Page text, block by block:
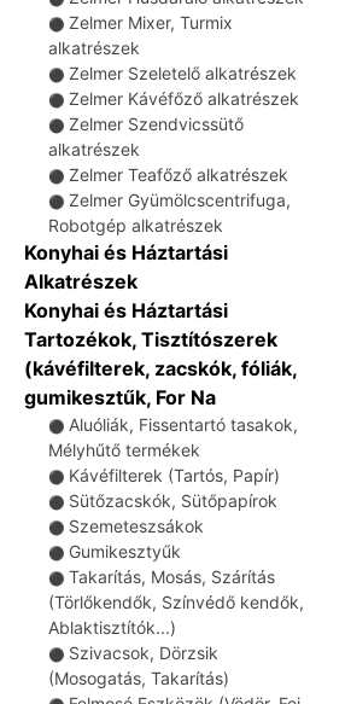
⚫ Zelmer Mixer, Turmix
alkatrészek
⚫ Zelmer Szeletelő alkatrészek
⚫ Zelmer Kávéfőző alkatrészek
⚫ Zelmer Szendvicssütő
alkatrészek
⚫ Zelmer Teafőző alkatrészek
⚫ Zelmer Gyümölcscentrifuga,
Robotgép alkatrészek
Konyhai és Háztartási
Alkatrészek
Konyhai és Háztartási
Tartozékok, Tisztítószerek
(kávéfilterek, zacskók, fóliák,
gumikesztűk, For Na
⚫ Aluóliák, Fissentartó tasakok,
Mélyhűtő termékek
⚫ Kávéfilterek (Tartós, Papír)
⚫ Sütőzacskók, Sütőpapírok
⚫ Szemeteszsákok
⚫ Gumikesztyűk
⚫ Takarítás, Mosás, Szárítás
(Törlőkendők, Színvédő kendők,
Ablaktisztítók...)
⚫ Szivacsok, Dörzsik
(Mosogatás, Takarítás)